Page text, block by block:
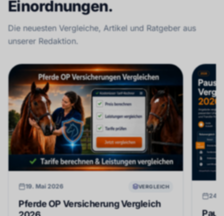
Einordnungen.
Die neuesten Vergleiche, Artikel und Ratgeber aus
unserer Redaktion.
19. Mai 2026 VERGLEICH
Pferde OP Versicherung Vergleich
24.